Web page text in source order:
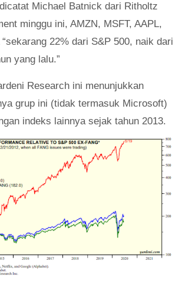
Michael Batnick dari Ritholtz
minggu ini, AMZN, MSFT, AAPL,
22% dari S&P 500, naik dari
yang lalu.”
Research ini menunjukkan
grup ini (tidak termasuk Microsoft)
indeks lainnya sejak tahun 2013.